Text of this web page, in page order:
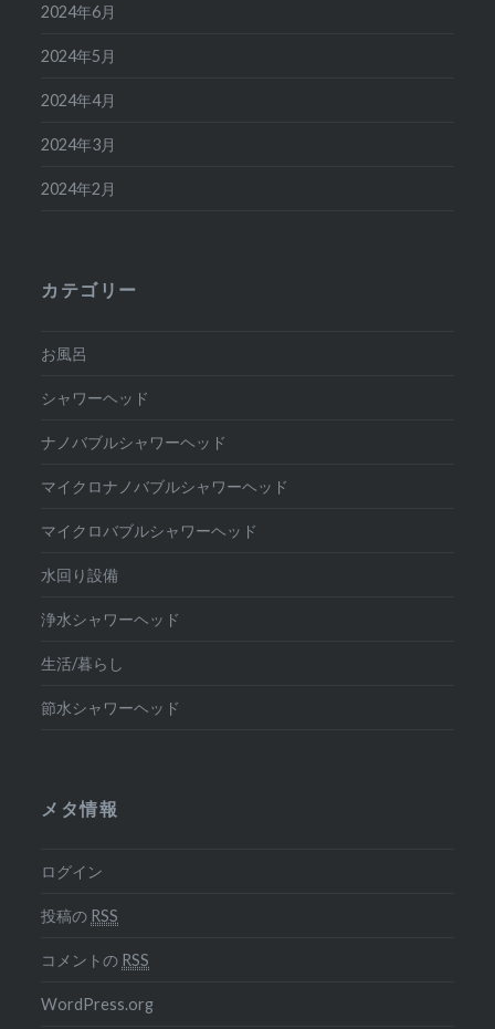
2024年6月
2024年5月
2024年4月
2024年3月
2024年2月
カテゴリー
お風呂
シャワーヘッド
ナノバブルシャワーヘッド
マイクロナノバブルシャワーヘッド
マイクロバブルシャワーヘッド
水回り設備
浄水シャワーヘッド
生活/暮らし
節水シャワーヘッド
メタ情報
ログイン
投稿の RSS
コメントの RSS
WordPress.org